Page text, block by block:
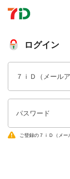
ログイン
７ｉＤ（メール
パスワード
ご登録の７ｉＤ（メー